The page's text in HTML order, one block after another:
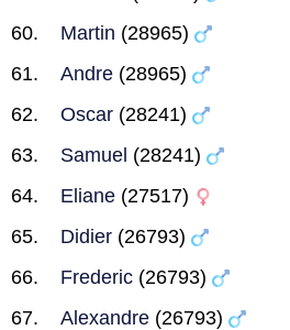
Martin (28965)
Andre (28965)
Oscar (28241)
Samuel (28241)
Eliane (27517)
Didier (26793)
Frederic (26793)
Alexandre (26793)